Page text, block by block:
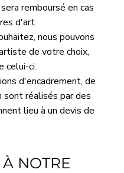
remboursé en cas
d'art.
nous pouvons
de votre choix,
celui-ci.
d'encadrement, de
réalisés par des
lieu à un devis de
NOTRE